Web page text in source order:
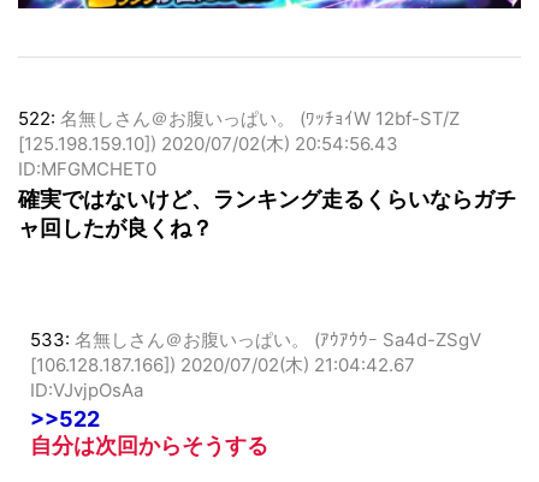
522:名無しさん＠お腹いっぱい。 (ﾜｯﾁｮｲW 12bf-ST/Z
[125.198.159.10])
ID:MFGMCHET0
確実ではないけど、ランキング走るくらいならガチ
533:名無しさん＠お腹いっぱい。 (ｱｳｱｳｳｰ Sa4d-ZSgV
[106.128.187.166])
ID:VJvjpOsAa
>>522